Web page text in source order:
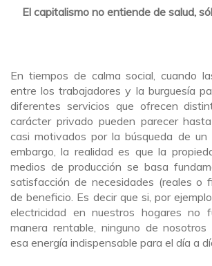
El capitalismo no entiende de salud,
En tiempos de calma social, cuando
entre los trabajadores y la burguesía
diferentes servicios que ofrecen
carácter privado pueden parecer
casi motivados por la búsqueda de un
embargo, la realidad es que la
medios de producción se basa
satisfacción de necesidades (reales o
de beneficio. Es decir que si, por
electricidad en nuestros hogares no
manera rentable, ninguno de
esa energía indispensable para el día a